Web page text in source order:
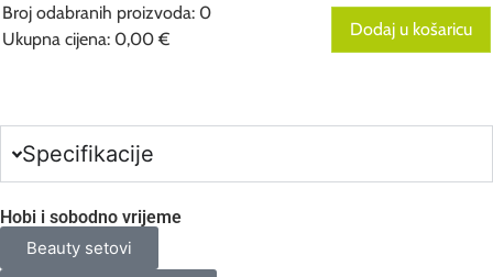
Broj odabranih proizvoda: 0
Ukupna cijena: 0,00 €
Your
total
0,00 €
Dodaj u košaricu
Specifikacije
Hobi i sobodno vrijeme
Beauty setovi